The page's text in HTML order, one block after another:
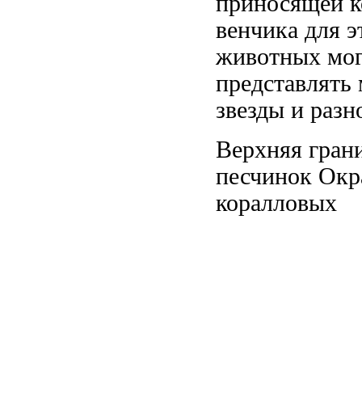
венчика для
животных
звезды и
Верхняя
песчинок
коралловых